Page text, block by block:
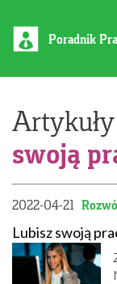
Poradnik
swoją
2022-04-21
Lubisz swoją